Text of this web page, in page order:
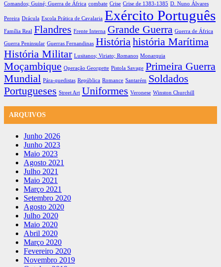
Comandos; Guiné; Guerra de África combate Crise Crise de 1383-1385 D. Nuno Álvares
Pereira Drácula Escola Prática de Cavalaria Exército Português
Família Real Flandres Frente Interna Grande Guerra Guerra de África
Guerra Peninsular Guerras Fernandinas História história Marítima
História Militar Lusitanos; Viriato; Romanos Monarquia
Moçambique Operação Georgette Pistola Savage Primeira Guerra
Mundial Pára-quedistas República Romance Santarém Soldados
Portugueses Street Art Uniformes Veronese Winston Churchill
ARQUIVOS
Junho 2026
Junho 2023
Maio 2023
Agosto 2021
Julho 2021
Maio 2021
Março 2021
Setembro 2020
Agosto 2020
Julho 2020
Maio 2020
Abril 2020
Março 2020
Fevereiro 2020
Novembro 2019